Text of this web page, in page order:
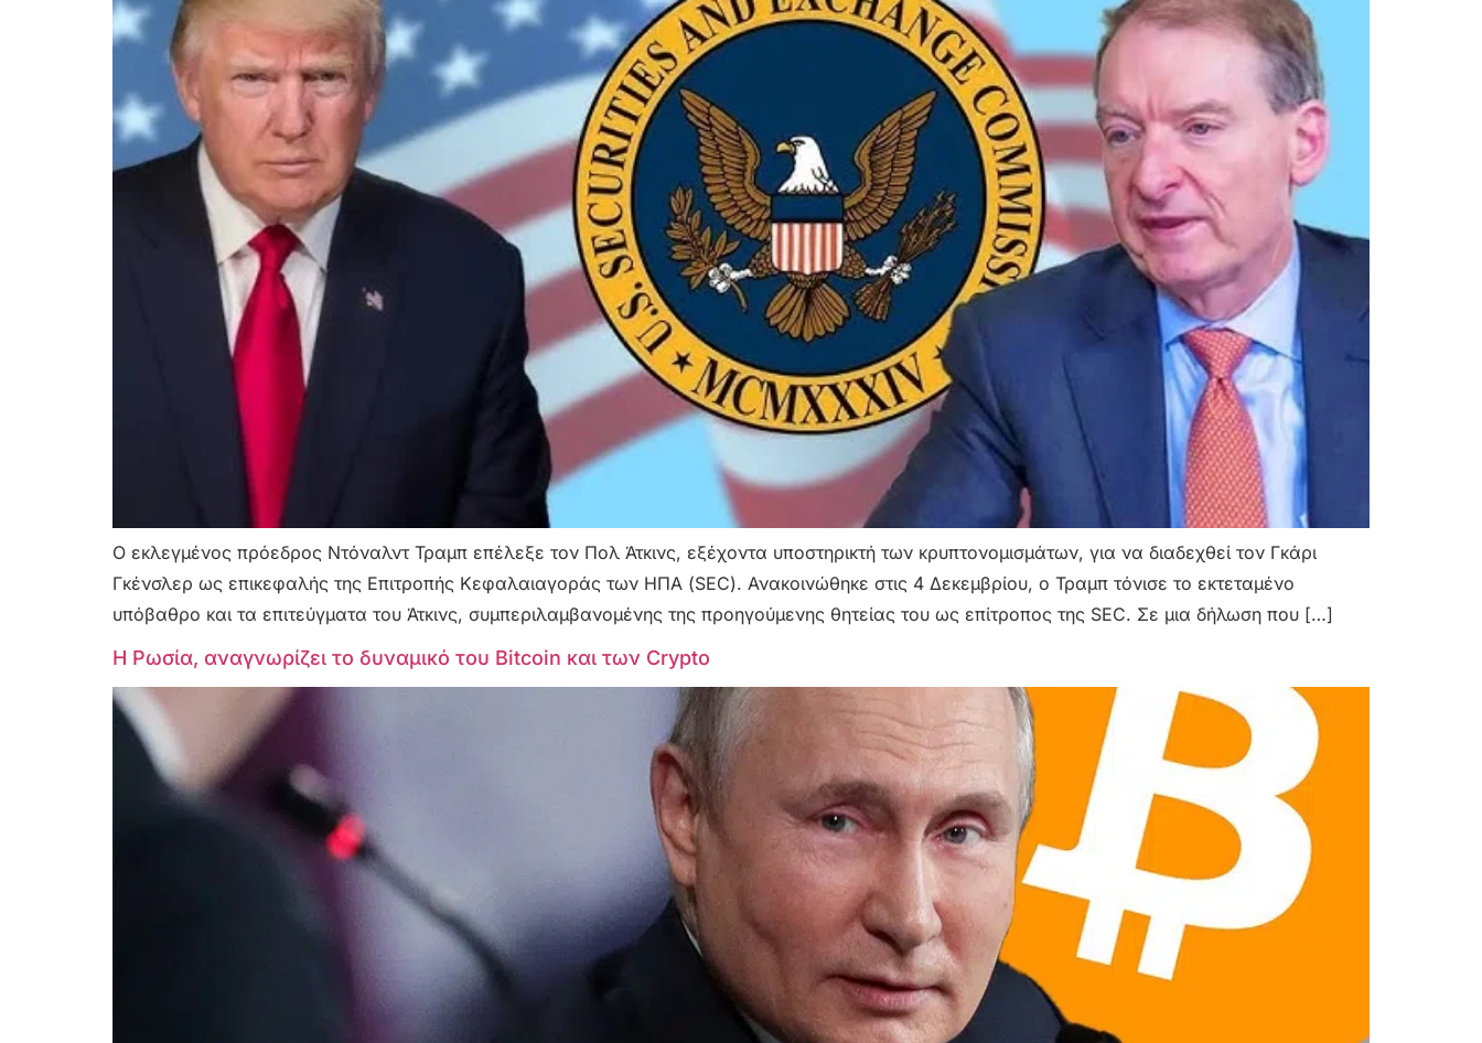
Ο εκλεγμένος πρόεδρος Ντόναλντ Τραμπ επέλεξε τον Πολ Άτκινς, εξέχοντα υποστηρικτή των κρυπτονομισμάτων, για να διαδεχθεί τον Γκάρι
Γκένσλερ ως επικεφαλής της Επιτροπής Κεφαλαιαγοράς των ΗΠΑ (SEC). Ανακοινώθηκε στις 4 Δεκεμβρίου, ο Τραμπ τόνισε το εκτεταμένο
υπόβαθρο και τα επιτεύγματα του Άτκινς, συμπεριλαμβανομένης της προηγούμενης θητείας του ως επίτροπος της SEC. Σε μια δήλωση που […]
Η Ρωσία, αναγνωρίζει το δυναμικό του Bitcoin και των Crypto